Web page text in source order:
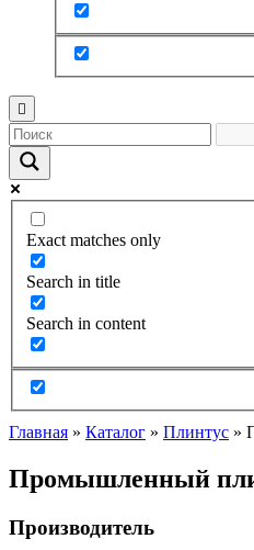
Exact matches only
Search in title
Search in content
Главная » Каталог » Плинтус »
Промышленный
Производитель